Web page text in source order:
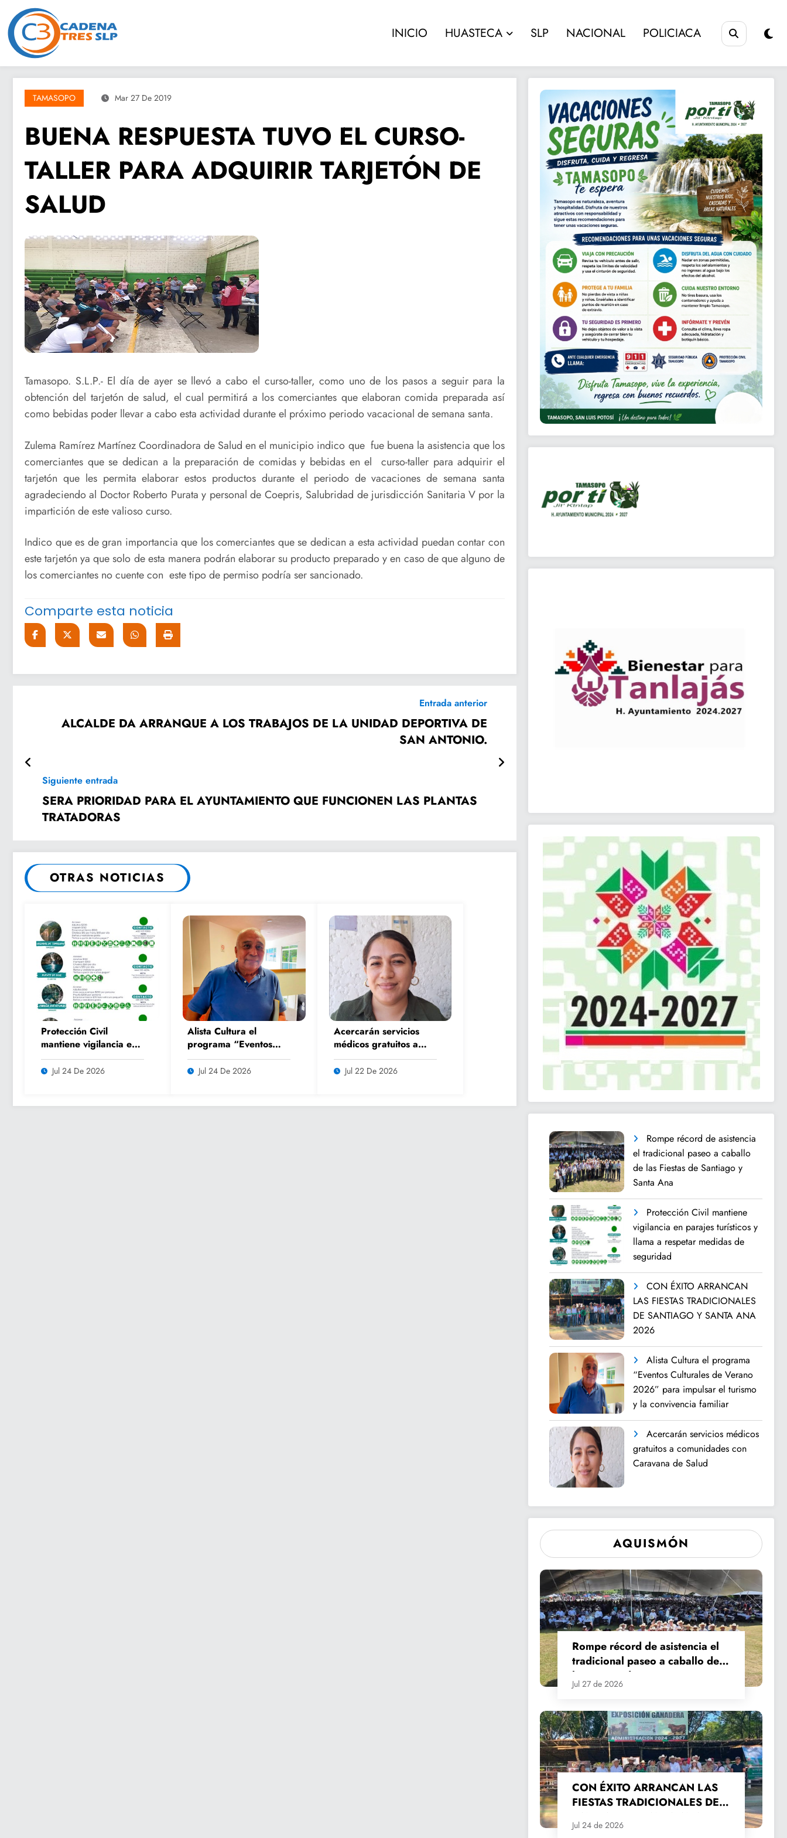
contenido
INICIO HUASTECA SLP NACIONAL POLICIACA
TAMASOPO Mar 27 De 2019
BUENA RESPUESTA TUVO EL CURSO-
TALLER PARA ADQUIRIR TARJETÓN DE
SALUD
Tamasopo. S.L.P.- El día de ayer se llevó a cabo el curso-taller, como uno de los pasos a seguir para la
obtención del tarjetón de salud, el cual permitirá a los comerciantes que elaboran comida preparada así
como bebidas poder llevar a cabo esta actividad durante el próximo periodo vacacional de semana santa.
Zulema Ramírez Martínez Coordinadora de Salud en el municipio indico que fue buena la asistencia que los
comerciantes que se dedican a la preparación de comidas y bebidas en el curso-taller para adquirir el
tarjetón que les permita elaborar estos productos durante el periodo de vacaciones de semana santa
agradeciendo al Doctor Roberto Purata y personal de Coepris, Salubridad de jurisdicción Sanitaria V por la
impartición de este valioso curso.
Indico que es de gran importancia que los comerciantes que se dedican a esta actividad puedan contar con
este tarjetón ya que solo de esta manera podrán elaborar su producto preparado y en caso de que alguno de
los comerciantes no cuente con este tipo de permiso podría ser sancionado.
Comparte esta noticia
Entrada anterior
ALCALDE DA ARRANQUE A LOS TRABAJOS DE LA UNIDAD DEPORTIVA DE
SAN ANTONIO.
Siguiente entrada
SERA PRIORIDAD PARA EL AYUNTAMIENTO QUE FUNCIONEN LAS PLANTAS
TRATADORAS
OTRAS NOTICIAS
Protección Civil
mantiene vigilancia en
parajes turísticos y
llama a respetar
Jul 24 De 2026
Alista Cultura el
programa “Eventos
Culturales de Verano
2026” para impulsar
Jul 24 De 2026
Acercarán servicios
médicos gratuitos a
comunidades con
Caravana de Salud
Jul 22 De 2026
Rompe récord de asistencia
el tradicional paseo a caballo
de las Fiestas de Santiago y
Santa Ana
Protección Civil mantiene
vigilancia en parajes turísticos y
llama a respetar medidas de
seguridad
CON ÉXITO ARRANCAN
LAS FIESTAS TRADICIONALES
DE SANTIAGO Y SANTA ANA
2026
Alista Cultura el programa
“Eventos Culturales de Verano
2026” para impulsar el turismo
y la convivencia familiar
Acercarán servicios médicos
gratuitos a comunidades con
Caravana de Salud
AQUISMÓN
Rompe récord de asistencia el
tradicional paseo a caballo de
las Fiestas de Santiago y Santa
Ana
Jul 27 de 2026
CON ÉXITO ARRANCAN LAS
FIESTAS TRADICIONALES DE
2026
Jul 24 de 2026